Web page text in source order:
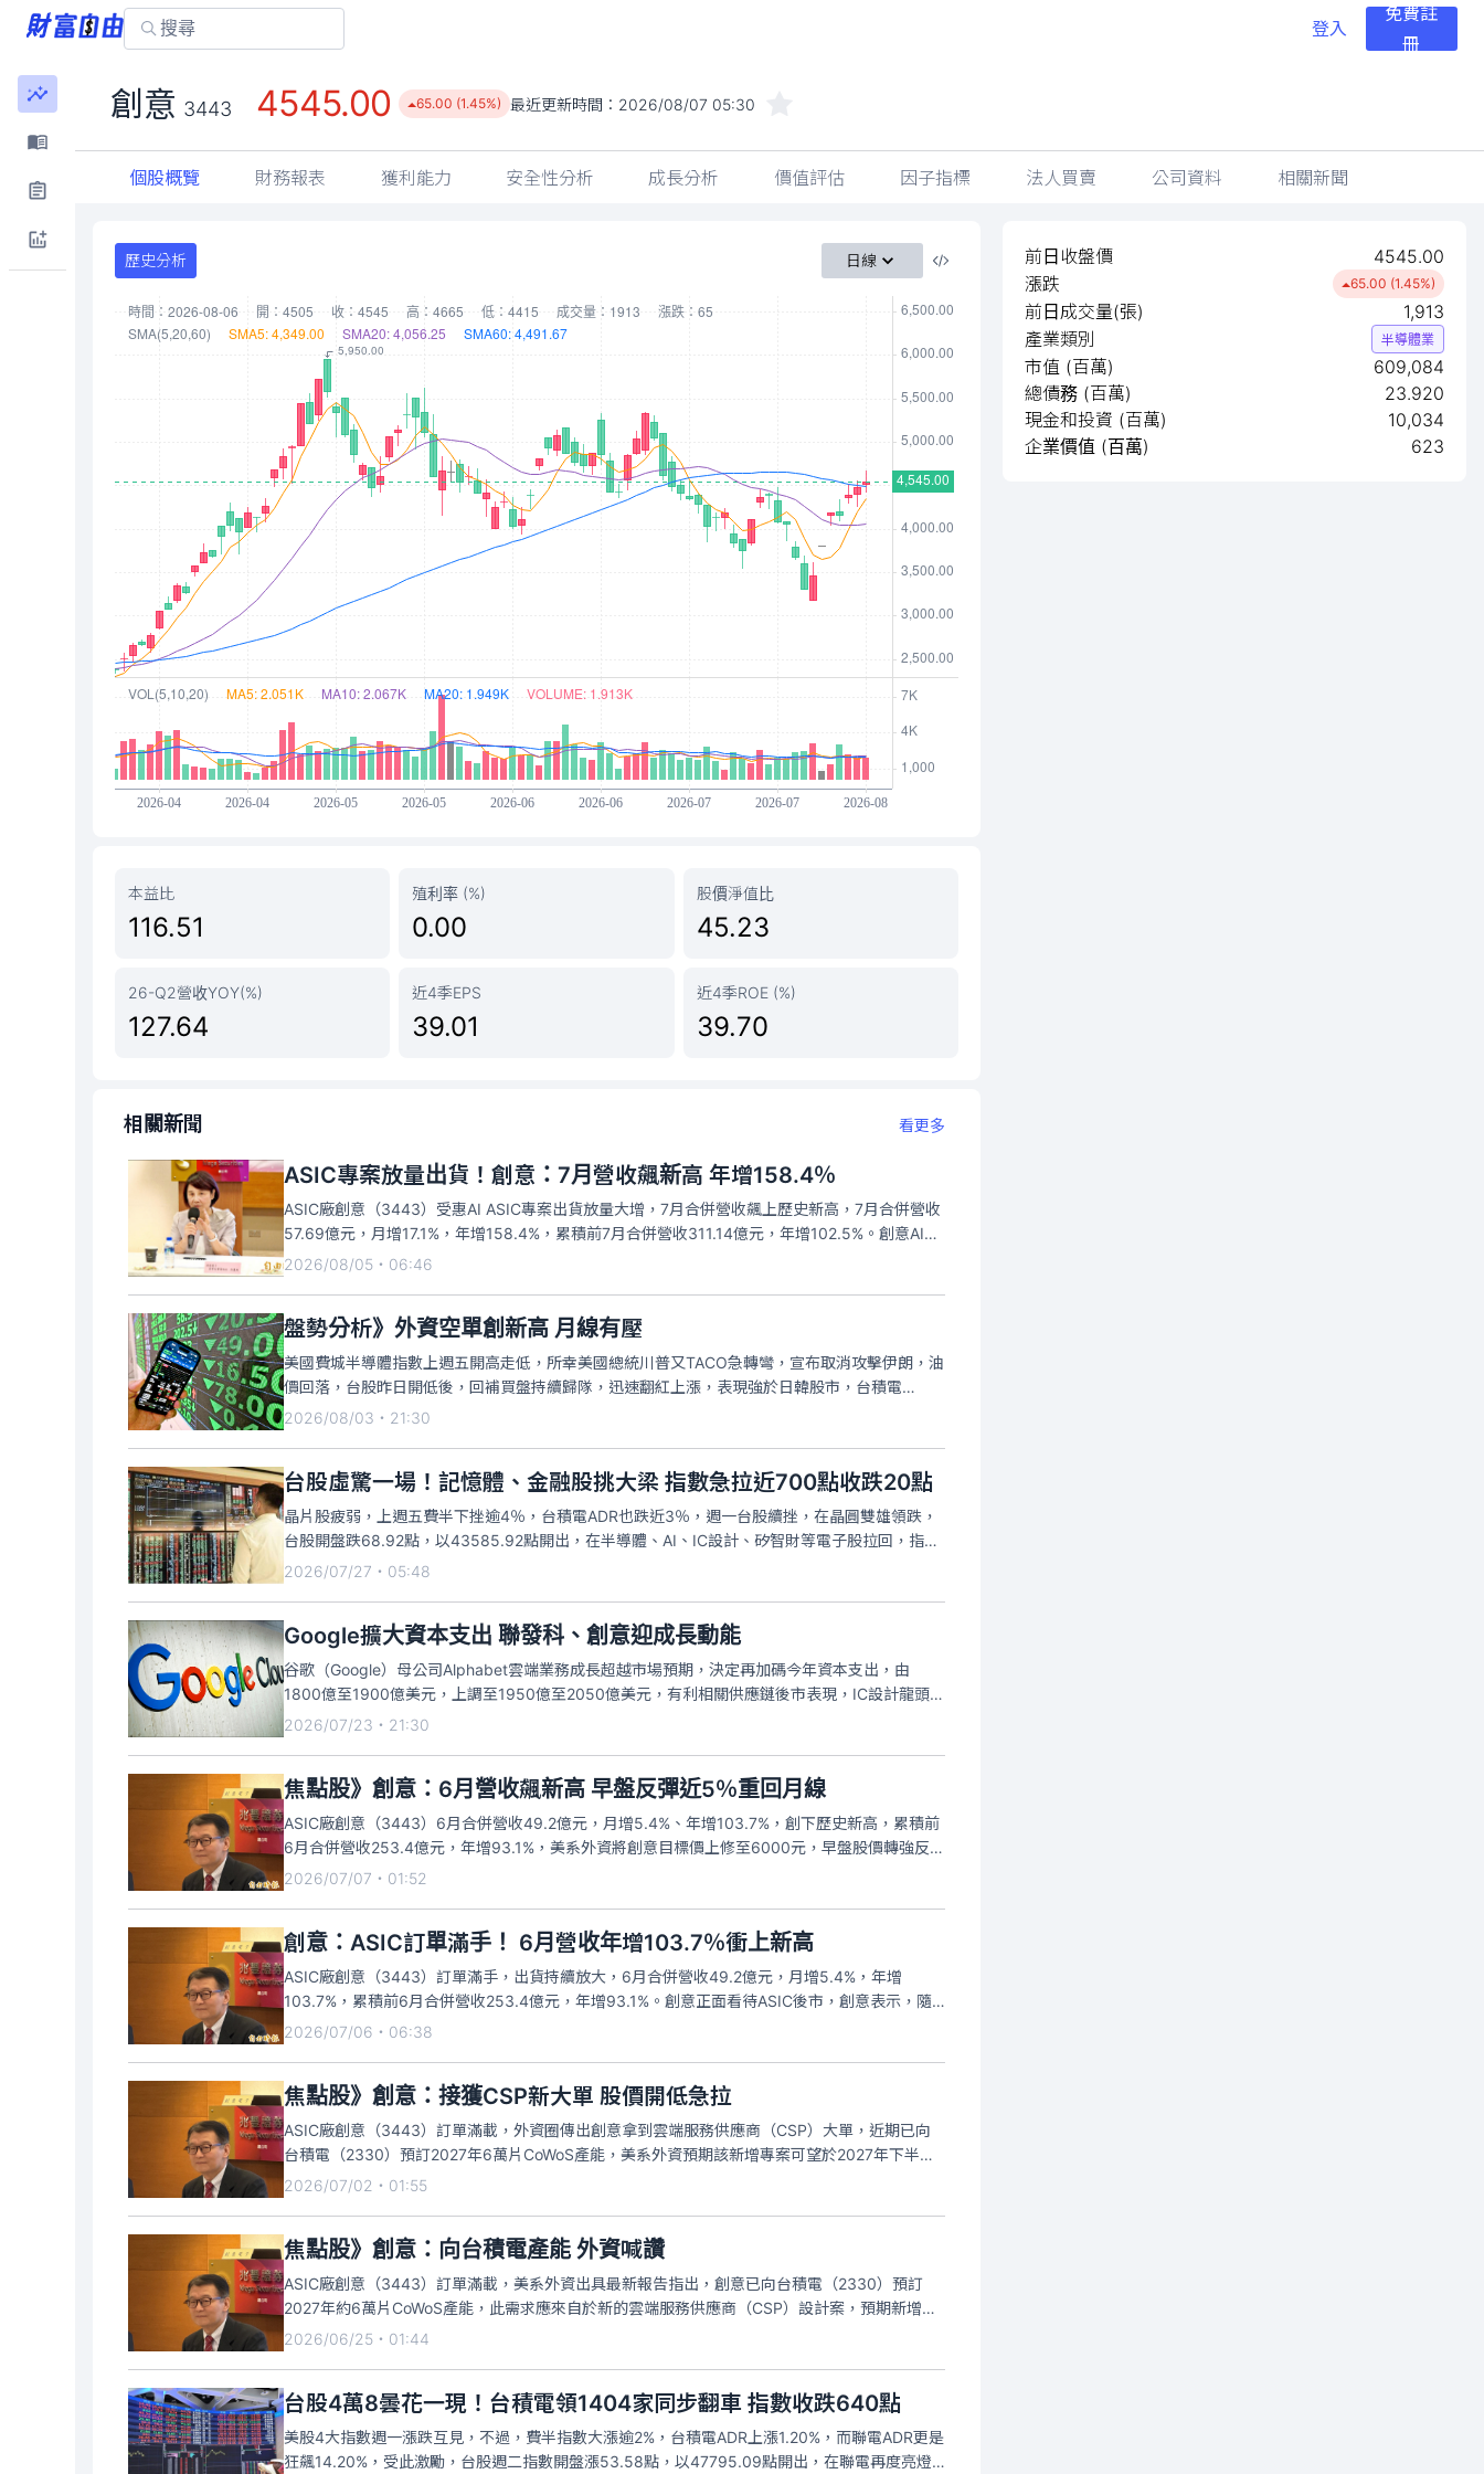
登入
免費註
冊
創意 3443 4545.00 65.00 (1.45%) 最近更新時間： 2026/08/07 05:30
個股概覽 財務報表 獲利能力 安全性分析 成長分析 價值評估 因子指標 法人買賣 公司資料 相關新聞
歷史分析 日線
本益比
116.51
殖利率 (%)
0.00
股價淨值比
45.23
26-Q2營收YOY(%)
127.64
近4季EPS
39.01
近4季ROE (%)
39.70
相關新聞 看更多
ASIC專案放量出貨！創意：7月營收飆新高 年增158.4％
ASIC廠創意（3443）受惠AI ASIC專案出貨放量大增，7月合併營收飆上歷史新高，7月合併營收
57.69億元，月增17.1%，年增158.4%，累積前7月合併營收311.14億元，年增102.5%。創意AI
ASIC、高效能運算（HPC）及車用晶片業務持續擴大，並成功取得北美大型雲端服務供應商
2026/08/05・06:46
盤勢分析》外資空單創新高 月線有壓
美國費城半導體指數上週五開高走低，所幸美國總統川普又TACO急轉彎，宣布取消攻擊伊朗，油
價回落，台股昨日開低後，回補買盤持續歸隊，迅速翻紅上漲，表現強於日韓股市，台積電
（2330）讓出空間給中小型股表現，IC設計龍頭聯發科（2454）與創意（3443）因法說會報佳
2026/08/03・21:30
台股虛驚一場！記憶體、金融股挑大梁 指數急拉近700點收跌20點
晶片股疲弱，上週五費半下挫逾4％，台積電ADR也跌近3％，週一台股續挫，在晶圓雙雄領跌，
台股開盤跌68.92點，以43585.92點開出，在半導體、AI、IC設計、矽智財等電子股拉回，指數
開低走低，在聯發科、創意、世芯-KY、台達電、緯穎等高價股重挫，在逾千家上市櫃同步跳水，
2026/07/27・05:48
Google擴大資本支出 聯發科、創意迎成長動能
谷歌（Google）母公司Alphabet雲端業務成長超越市場預期，決定再加碼今年資本支出，由
1800億至1900億美元，上調至1950億至2050億美元，有利相關供應鏈後市表現，IC設計龍頭聯
發科（2454）負責Google TPU（張量處理器）相關專案，創意（3443）則操刀Google客製化C
2026/07/23・21:30
焦點股》創意：6月營收飆新高 早盤反彈近5％重回月線
ASIC廠創意（3443）6月合併營收49.2億元，月增5.4%、年增103.7%，創下歷史新高，累積前
6月合併營收253.4億元，年增93.1%，美系外資將創意目標價上修至6000元，早盤股價轉強反
彈，一度大漲近5%。截至9:37分左右，創意股價上漲3.15%，暫報4750元，重新站上月線，成
2026/07/07・01:52
創意：ASIC訂單滿手！ 6月營收年增103.7％衝上新高
ASIC廠創意（3443）訂單滿手，出貨持續放大，6月合併營收49.2億元，月增5.4%，年增
103.7%，累積前6月合併營收253.4億元，年增93.1%。創意正面看待ASIC後市，創意表示，隨
AI應用由模型訓練擴展至推論階段，ASIC出貨成長速度可望優於GPU，雲端服務、光通訊及車用
2026/07/06・06:38
焦點股》創意：接獲CSP新大單 股價開低急拉
ASIC廠創意（3443）訂單滿載，外資圈傳出創意拿到雲端服務供應商（CSP）大單，近期已向
台積電（2330）預訂2027年6萬片CoWoS產能，美系外資預期該新增專案可望於2027年下半年
帶來約5億至6億美元營收，並於2028年貢獻15億至16億美元營收，創意亦積極發展CPO光通
2026/07/02・01:55
焦點股》創意：向台積電產能 外資喊讚
ASIC廠創意（3443）訂單滿載，美系外資出具最新報告指出，創意已向台積電（2330）預訂
2027年約6萬片CoWoS產能，此需求應來自於新的雲端服務供應商（CSP）設計案，預期新增專
案可望於2027年下半年帶來約5億至6億美元營收，並於2028年貢獻15億至16億美元營收，此
2026/06/25・01:44
台股4萬8曇花一現！台積電領1404家同步翻車 指數收跌640點
美股4大指數週一漲跌互見，不過，費半指數大漲逾2%，台積電ADR上漲1.20%，而聯電ADR更是
狂飆14.20%，受此激勵，台股週二指數開盤漲53.58點，以47795.09點開出，在聯電再度亮燈
前日收盤價
4545.00
漲跌
65.00 (1.45%)
前日成交量(張)
1,913
產業類別
半導體業
市值 (百萬)
609,084
總債務 (百萬)
23.920
現金和投資 (百萬)
10,034
企業價值 (百萬)
623